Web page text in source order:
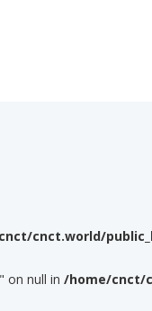
cnct.world/
on null in /home/cnct/